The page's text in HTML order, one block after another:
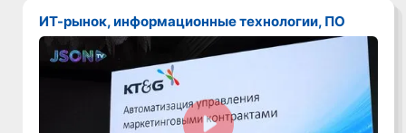
ИТ-рынок, информационные технологии, ПО